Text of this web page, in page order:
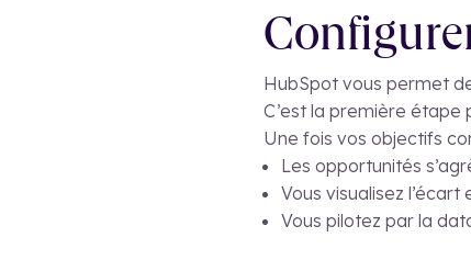
HubSpot vous permet
C’est la première étape
Une fois vos objectifs
Les opportunités
Vous visualisez
Vous pilotez par la